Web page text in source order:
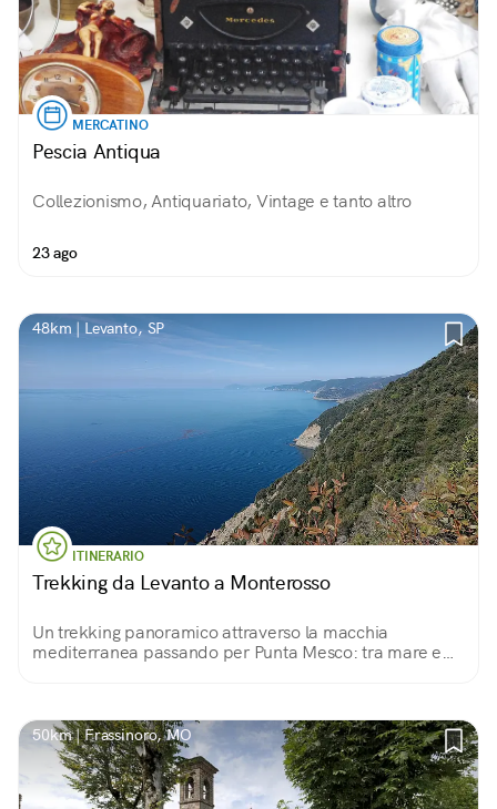
MERCATINO
Pescia Antiqua
Collezionismo, Antiquariato, Vintage e tanto altro
23 ago
48km | Levanto, SP
ITINERARIO
Trekking da Levanto a Monterosso
Un trekking panoramico attraverso la macchia
mediterranea passando per Punta Mesco: tra mare e
50km | Frassinoro, MO